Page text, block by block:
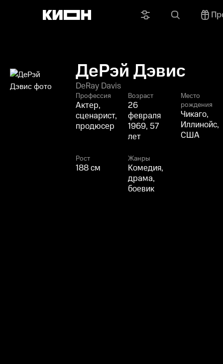
ДеРэй Дэвис
DeRay Davis
Профессия
Актер,
сценарист,
продюсер
Возраст
26
февраля
1969, 57
лет
Место
рождения
Чикаго,
Иллинойс,
США
Рост
188 см
Жанры
Комедия,
драма,
боевик